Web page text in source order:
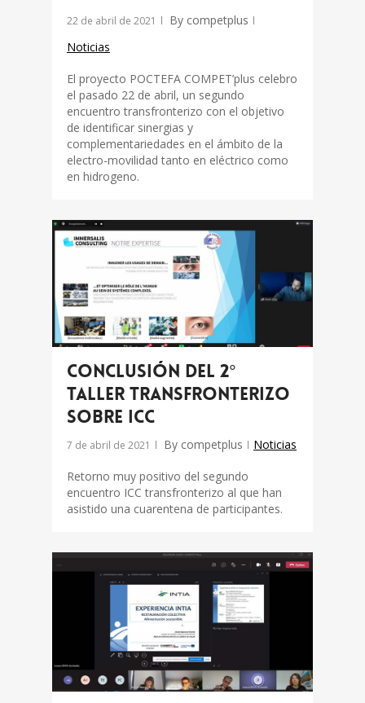
22 de abril de 2021 By competplus
Noticias
El proyecto POCTEFA COMPET’plus celebro
el pasado 22 de abril, un segundo
encuentro transfronterizo con el objetivo
de identificar sinergias y
complementariedades en el ámbito de la
electro-movilidad tanto en eléctrico como
en hidrogeno.
Conclusión del 2°
Taller Transfronterizo
sobre ICC
7 de abril de 2021 By competplus Noticias
Retorno muy positivo del segundo
encuentro ICC transfronterizo al que han
asistido una cuarentena de participantes.